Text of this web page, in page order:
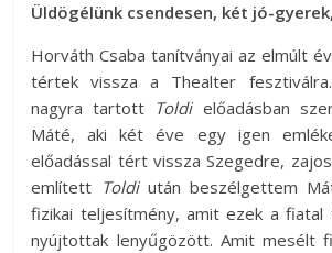
Üldögélünk csendesen, két jó-
Horváth Csaba tanítványai az elmúlt
tértek vissza a Thealter
nagyra tartott Toldielőadásban
Máté, aki két éve egy igen
előadással tért vissza Szegedre,
említett Toldiután beszélgettem
fizikai teljesítmény, amit ezek a fiatal
nyújtottak lenyűgözött. Amit mesélt